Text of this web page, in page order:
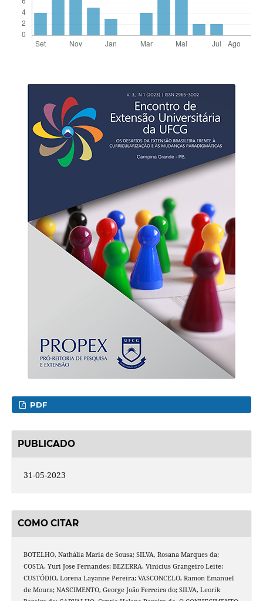
PDF
PUBLICADO
31-05-2023
COMO CITAR
BOTELHO, Nathália Maria de Sousa; SILVA, Rosana Marques da;
COSTA, Yuri Jose Fernandes; BEZERRA, Vinicius Grangeiro Leite;
CUSTÓDIO, Lorena Layanne Pereira; VASCONCELO, Ramon Emanuel
de Moura; NASCIMENTO, George João Ferreira do; SILVA, Leorik